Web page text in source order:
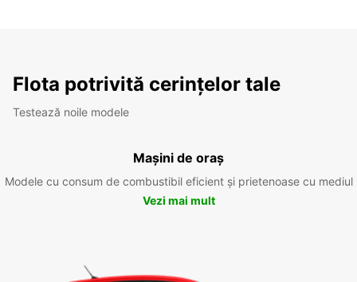
Flota potrivită cerințelor tale
Testează noile modele
Mașini de oraș
Modele cu consum de combustibil eficient și prietenoase cu mediul
Vezi mai mult